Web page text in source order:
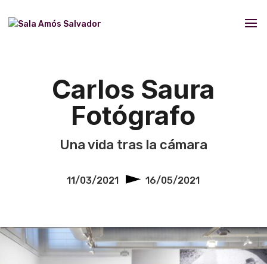
Carlos Saura
Fotógrafo
Una vida tras la cámara
11/03/2021 16/05/2021